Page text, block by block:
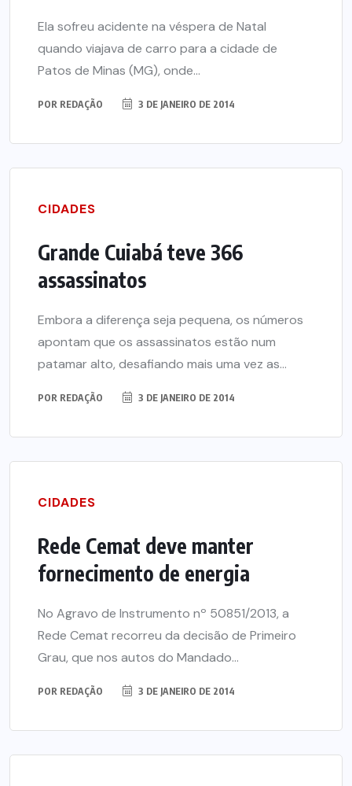
Ela sofreu acidente na véspera de Natal
quando viajava de carro para a cidade de
Patos de Minas (MG), onde...
POR REDAÇÃO 3 DE JANEIRO DE 2014
CIDADES
Grande Cuiabá teve 366
assassinatos
Embora a diferença seja pequena, os números
apontam que os assassinatos estão num
patamar alto, desafiando mais uma vez as...
POR REDAÇÃO 3 DE JANEIRO DE 2014
CIDADES
Rede Cemat deve manter
fornecimento de energia
No Agravo de Instrumento nº 50851/2013, a
Rede Cemat recorreu da decisão de Primeiro
Grau, que nos autos do Mandado...
POR REDAÇÃO 3 DE JANEIRO DE 2014